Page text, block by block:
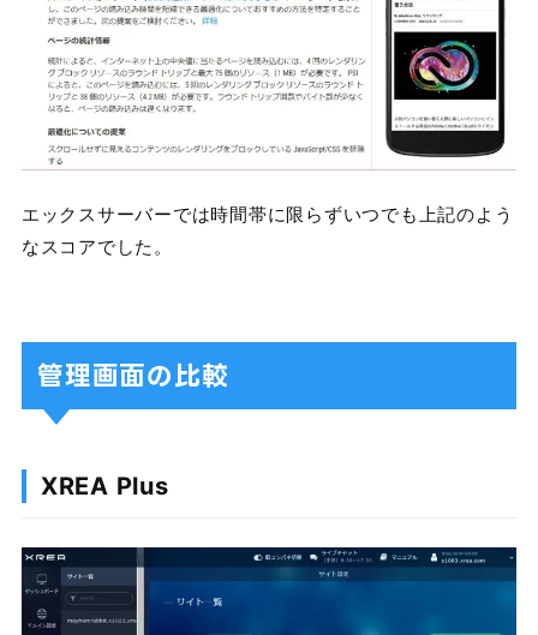
エックスサーバーでは時間帯に限らずいつでも上記のよう
なスコアでした。
管理画面の比較
XREA Plus